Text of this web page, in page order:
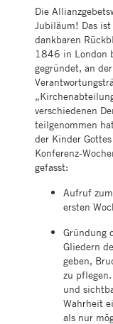
Die
Jubiläum! Das
dankbaren
1846 in London
gegründet, an
verschiedenen
teilgenommen
der Kinder
Konferenz-
gefasst:
Aufruf
ersten
Gründung
Gliedern
geben,
zu
und
Wahrheit
als nur